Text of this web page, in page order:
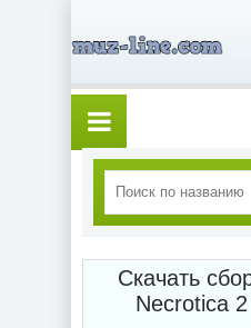
Скачать
Necrotica